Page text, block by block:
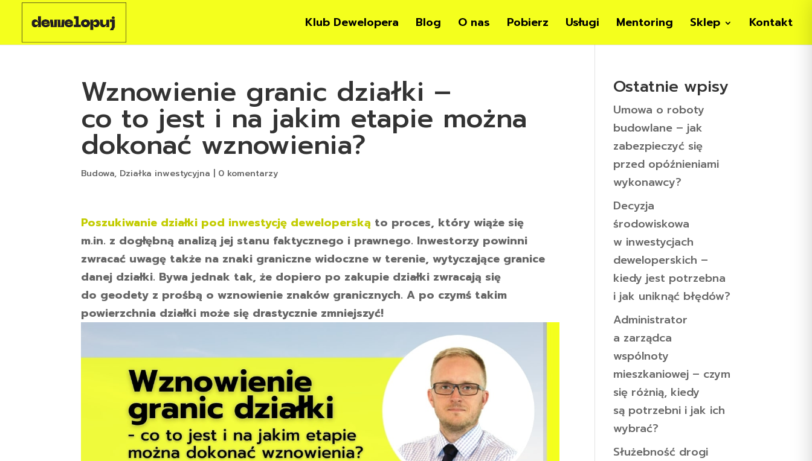
Klub Dewelopera Blog O nas Pobierz Usługi Mentoring Sklep Kontakt
Wznowienie granic działki –
co to jest i na jakim etapie można
dokonać wznowienia?
Budowa, Działka inwestycyjna 0 komentarzy
Poszukiwanie działki pod inwestycję deweloperską to proces, który wiąże się
m.in. z dogłębną analizą jej stanu faktycznego i prawnego. Inwestorzy powinni
zwracać uwagę także na znaki graniczne widoczne w terenie, wytyczające granice
danej działki. Bywa jednak tak, że dopiero po zakupie działki zwracają się
do geodety z prośbą o wznowienie znaków granicznych. A po czymś takim
powierzchnia działki może się drastycznie zmniejszyć!
Ostatnie wpisy
Umowa o roboty
budowlane – jak
zabezpieczyć się
przed opóźnieniami
wykonawcy?
Decyzja
środowiskowa
w inwestycjach
deweloperskich –
kiedy jest potrzebna
i jak uniknąć błędów?
Administrator
a zarządca
wspólnoty
mieszkaniowej – czym
się różnią, kiedy
są potrzebni i jak ich
wybrać?
Służebność drogi